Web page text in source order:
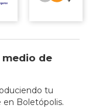
de
tu
Boletópolis.